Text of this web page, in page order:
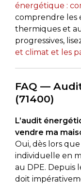
énergétique :
comprendre les
thermiques et
progressives,
et climat et les
FAQ —
(71400)
L’audit
vendre ma
Oui, dès lors
individuelle en
au DPE. Depuis
doit